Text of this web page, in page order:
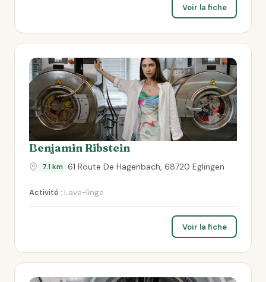
Voir la fiche
Benjamin Ribstein
7.1 km 61 Route De Hagenbach, 68720 Eglingen
Activité : Lave-linge
Voir la fiche